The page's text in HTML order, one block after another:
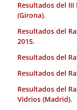
Resultados del III
(Girona).
Resultados del
2015.
Resultados del
Resultados del
Resultados del
Vidrios (Madrid).